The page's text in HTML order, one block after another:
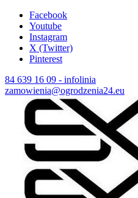
Facebook
Youtube
Instagram
X (Twitter)
Pinterest
84 639 16 09 - infolinia
zamowienia@ogrodzenia24.eu